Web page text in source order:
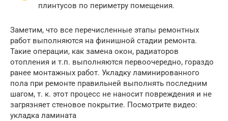
плинтусов по периметру помещения.
Заметим, что все перечисленные этапы ремонтных
работ выполняются на финишной стадии ремонта.
Такие операции, как замена окон, радиаторов
отопления и т.п. выполняются первоочередно, гораздо
ранее монтажных работ. Укладку ламинированного
пола при ремонте правильней выполнять последним
шагом, т. к. этот процесс не наносит повреждения и не
загрязняет стеновое покрытие. Посмотрите видео:
укладка ламината